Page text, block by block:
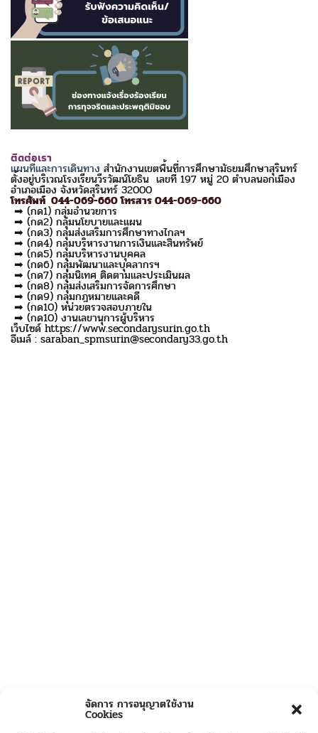
จัดการ การอนุญาตใช้งาน
Cookies
ติดต่อเรา
แผนที่และการเดินทางสำนักงานเขตพื้นที่การศึกษามัธยมศึกษาสุรินทร์
ตั้งอยู่บริเวณโรงเรียนวีรวัฒน์โยธิน เลขที่ 197 หมู่ 20 ตำบลนอกเมือง
อำเภอเมือง จังหวัดสุรินทร์ 32000
โทรศัพท์ 044-069-660 โทรสาร 044-069-660
➡ (กด1) กลุ่มอำนวยการ
➡ (กด2) กลุ่มนโยบายและแผน
➡ (กด3) กลุ่มส่งเสริมการศึกษาทางไกลฯ
➡ (กด4) กลุ่มบริหารงานการเงินและสินทรัพย์
➡ (กด5) กลุ่มบริหารงานบุคคล
➡ (กด6) กลุ่มพัฒนาและบุคลากรฯ
➡ (กด7) กลุ่มนิเทศ ติดตามและประเมินผล
➡ (กด8) กลุ่มส่งเสริมการจัดการศึกษา
➡ (กด9) กลุ่มกฎหมายและคดี
➡ (กด10) หน่วยตรวจสอบภายใน
➡ (กด10) งานเลขานุการผู้บริหาร
เว็บไซด์ https://www.secondarysurin.go.th
อีเมล์ : saraban_spmsurin@secondary33.go.th